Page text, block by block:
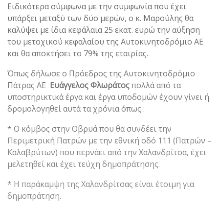
Ειδικότερα σύμφωνα με την συμφωνία που έχει
υπάρξει μεταξύ των δύο μερών, ο κ. Μαρούλης θα
καλύψει με ίδια κεφάλαια 25 εκατ. ευρώ την αύξηση
του μετοχικού κεφαλαίου της Αυτοκινητοδρόμιο ΑΕ
και θα αποκτήσει το 79% της εταιρίας.
Όπως δήλωσε ο Πρόεδρος της Αυτοκινητοδρόμιο
Πάτρας ΑΕ Ευάγγελος Φλωράτοςπολλά από τα
υποστηρικτικά έργα και έργα υποδομών έχουν γίνει ή
δρομολογηθεί αυτά τα χρόνια όπως :
* Ο κόμβος στην Οβρυά που θα συνδέει την
Περιμετρική Πατρών με την εθνική οδό 111 (Πατρών –
Καλαβρύτων) που περνάει από την Χαλανδρίτσα, έχει
μελετηθεί και έχει τεύχη δημοπράτησης.
* Η παράκαμψη της Χαλανδρίτσας είναι έτοιμη για
δημοπράτηση.